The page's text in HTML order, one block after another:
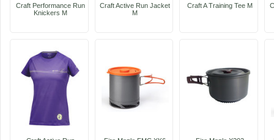
Craft Performance Run
Knickers M
Craft Active Run Jacket
M
Craft A Training Tee M